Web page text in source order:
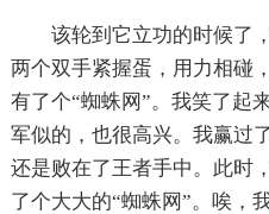
该轮到它立功的时候了
两个双手紧握蛋，用力相碰
有了个“蜘蛛网”。我笑了起
军似的，也很高兴。我赢过
还是败在了王者手中。此时
了个大大的“蜘蛛网”。唉，